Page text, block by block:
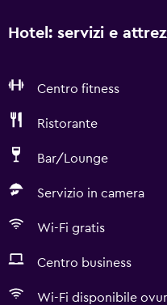
Hotel: servizi e
Centro fitness
Ristorante
Bar/Lounge
Servizio in camera
Wi-Fi gratis
Centro business
Wi-Fi disponibile